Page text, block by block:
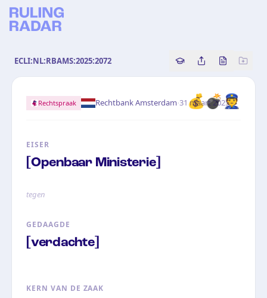
ECLI:NL:RBAMS:2025:2072 Copy source
Share this
Bekijk
💰💣👮
Rechtspraak Rechtbank Amsterdam·31 maart 2025
EISER
[Openbaar Ministerie]
tegen
GEDAAGDE
[verdachte]
KERN VAN DE ZAAK